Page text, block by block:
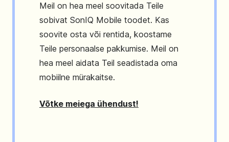
Meil on hea meel soovitada Teile
sobivat SonIQ Mobile toodet. Kas
soovite osta või rentida, koostame
Teile personaalse pakkumise. Meil on
hea meel aidata Teil seadistada oma
mobiilne mürakaitse.
Võtke meiega ühendust!